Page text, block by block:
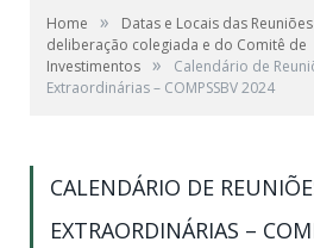
Home »
Datas e Locais das
deliberação colegiada e do Comitê de
Investimentos »
Calendário de
Extraordinárias – COMPSSBV 2024
CALENDÁRIO DE
EXTRAORDINÁRIAS –